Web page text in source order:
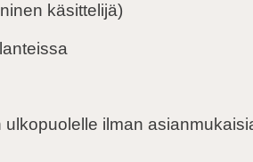
käsittelijä)
ilman